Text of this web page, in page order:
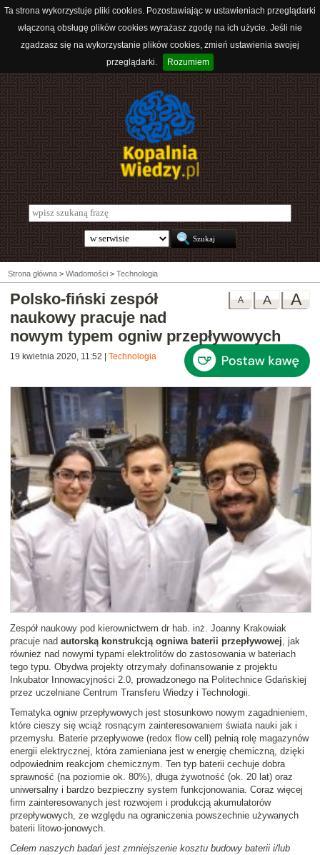
Ta strona wykorzystuje pliki cookies. Pozostawiając w ustawieniach przeglądarki
włączoną obsługę plików cookies wyrażasz zgodę na ich użycie. Jeśli nie
zgadzasz się na wykorzystanie plików cookies, zmień ustawienia swojej
przeglądarki.
Rozumiem
Strona główna > Wiadomości > Technologia
A
A
A
Polsko-fiński zespół
naukowy pracuje nad
nowym typem ogniw przepływowych
19 kwietnia 2020, 11:52 Technologia
Zespół naukowy pod kierownictwem dr hab. inż. Joanny Krakowiak
pracuje nad autorską konstrukcją ogniwa baterii przepływowej, jak
również nad nowymi typami elektrolitów do zastosowania w bateriach
tego typu. Obydwa projekty otrzymały dofinansowanie z projektu
Inkubator Innowacyjności 2.0, prowadzonego na Politechnice Gdańskiej
przez uczelniane Centrum Transferu Wiedzy i Technologii.
Tematyka ogniw przepływowych jest stosunkowo nowym zagadnieniem,
które cieszy się wciąż rosnącym zainteresowaniem świata nauki jak i
przemysłu. Baterie przepływowe (redox flow cell) pełnią rolę magazynów
energii elektrycznej, która zamieniana jest w energię chemiczną, dzięki
odpowiednim reakcjom chemicznym. Ten typ baterii cechuje dobra
sprawność (na poziomie ok. 80%), długa żywotność (ok. 20 lat) oraz
uniwersalny i bardzo bezpieczny system funkcjonowania. Coraz więcej
firm zainteresowanych jest rozwojem i produkcją akumulatorów
przepływowych, ze względu na ograniczenia powszechnie używanych
baterii litowo-jonowych.
Celem naszych badań jest zmniejszenie kosztu budowy baterii i/lub